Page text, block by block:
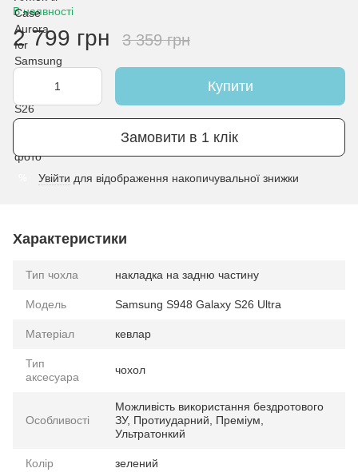
В наявності
2 799 грн 3 359 грн
Купити
Замовити в 1 клік
Увійти для відображення накопичувальної знижки
Характеристики
Тип чохла накладка на задню частину
Модель Samsung S948 Galaxy S26 Ultra
Матеріал кевлар
Тип
аксесуара
чохол
Особливості
Можливість використання бездротового
ЗУ, Протиударний, Преміум,
Ультратонкий
Колір зелений